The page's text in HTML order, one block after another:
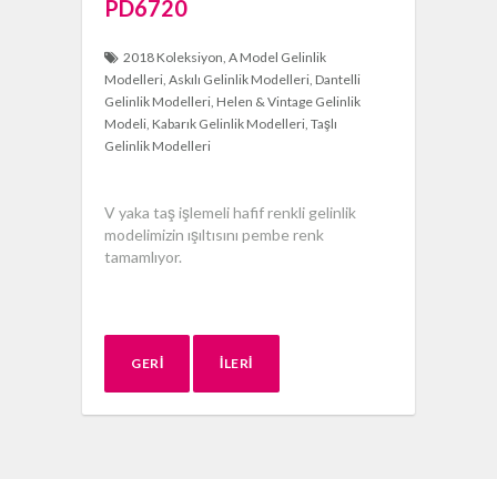
PD6720
2018 Koleksiyon A Model Gelinlik
Modelleri Askılı Gelinlik Modelleri Dantelli
Gelinlik Modelleri Helen & Vintage Gelinlik
Modeli Kabarık Gelinlik Modelleri Taşlı
Gelinlik Modelleri
V yaka taş işlemeli hafif renkli gelinlik
modelimizin ışıltısını pembe renk
tamamlıyor.